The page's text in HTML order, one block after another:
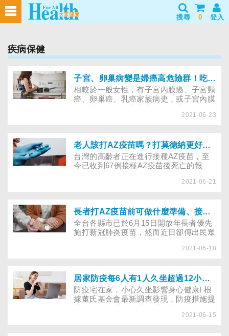
搜尋 0 登入
疾病保健
子宮、卵巢病變是婦癌高危險群！吃保健食品補充營養應如何選擇？
相較於一般女性，有子宮內膜癌、子宮頸
癌、卵巢癌、乳癌家族病史，或子宮內膜
症）、多囊性卵巢症候群患者，皆是婦癌
持最佳的健康狀態。更年期想補充含雌激
素的保健食品，又該怎麼選擇？每天喝牛
奶補鈣，可能增加乳癌罹患率？
2021-06-23
老人該打AZ疫苗嗎？打莫德納更好？專家建議這樣評估
台灣的高齡者正在進行接種AZ疫苗，至
今已收到67例接種AZ疫苗後死亡的報
與疫苗沒有直接相關。專家反而強調確實
他種類的疫苗，是否各有不同的風險、可
能的副作用，哪些是可以事先預防的呢？
2021-06-21
長者打AZ疫苗前可做什麼準備、接種後注意什麼？誰應暫緩打疫苗？
全台各縣市已於6月15日開放年長者優先
施打新冠肺炎疫苗，然而近日卻傳出民眾
從首日的六成降至47％。許多長者猶豫要
於弊，內心十分掙扎。究竟哪些族群較不
適合打疫苗？接種前應注意哪些事項？打
疫苗後應留意什麼？
2021-06-18
居家防疫每6人有1人久坐超過12小時 別讓久坐提高憂鬱焦慮、心血管疾病
防疫宅在家，小心久坐影響身心健康! 根
據董氏基金會最新調查發現，防疫措施提
56.9%民眾平均每日坐著時間超過8小時
2021-06-15